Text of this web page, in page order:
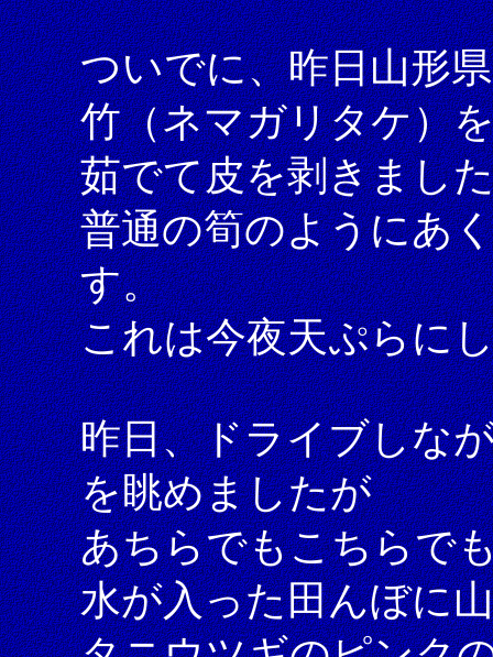
ついでに、昨日山形
竹（ネマガリタケ）
茹でて皮を剥きまし
普通の筍のようにあ
す。
これは今夜天ぷらに
昨日、ドライブしな
を眺めましたが
あちらでもこちらで
水が入った田んぼに